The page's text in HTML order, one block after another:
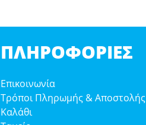
ΠΛΗΡΟΦΟΡΊΕΣ
Επικοινωνία
Τρόποι Πληρωμής & Αποστολής
Καλάθι